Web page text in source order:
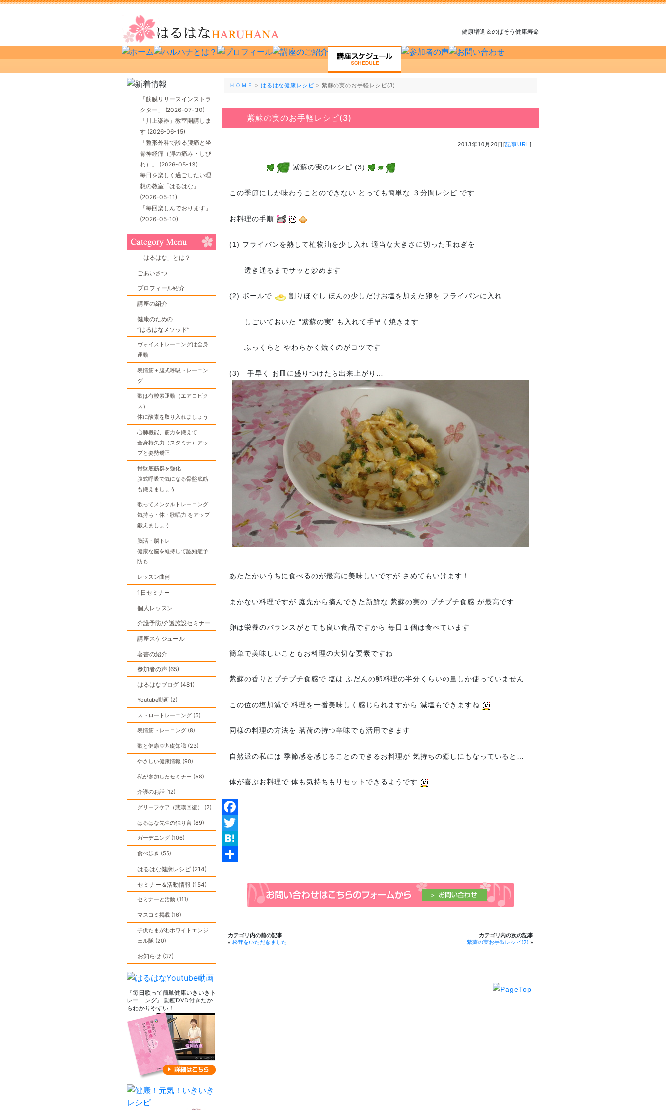
健康増進＆のばそう健康寿命
ＨＯＭＥ > はるはな健康レシピ > 紫蘇の実のお手軽レシピ(3)
紫蘇の実のお手軽レシピ(3)
2013年10月20日[記事URL ]
紫蘇の実のレシピ (3)
この季節にしか味わうことのできない とっても簡単な ３分間レシピ です
お料理の手順
(1) フライパンを熱して植物油を少し入れ 適当な大きさに切った玉ねぎを
透き通るまでサッと炒めます
(2) ボールで 割りほぐし ほんの少しだけお塩を加えた卵を フライパンに入れ
しごいておいた “紫蘇の実” も入れて手早く焼きます
ふっくらと やわらかく焼くのがコツです
(3) 手早く お皿に盛りつけたら出来上がり…
あたたかいうちに食べるのが最高に美味しいですが さめてもいけます！
まかない料理ですが 庭先から摘んできた新鮮な 紫蘇の実の プチプチ食感 が最高です
卵は栄養のバランスがとても良い食品ですから 毎日１個は食べています
簡単で美味しいこともお料理の大切な要素ですね
紫蘇の香りとプチプチ食感で 塩は ふだんの卵料理の半分くらいの量しか使っていません
この位の塩加減で 料理を一番美味しく感じられますから 減塩もできますね
同様の料理の方法を 茗荷の持つ辛味でも活用できます
自然派の私には 季節感を感じることのできるお料理が 気持ちの癒しにもなっていると…
体が喜ぶお料理で 体も気持ちもリセットできるようです
Facebook
Twitter
Hatena
カテゴリ内の前の記事
« 松茸をいただきました
カテゴリ内の次の記事
紫蘇の実お手製レシピ(2) »
「筋膜リリースインストラ
クター」 (2026-07-30)
「川上楽器」教室開講しま
す (2026-06-15)
「整形外科で診る腰痛と坐
骨神経痛（脚の痛み・しび
れ）」 (2026-05-13)
毎日を楽しく過ごしたい理
想の教室「はるはな」
(2026-05-11)
「毎回楽しんでおります」
(2026-05-10)
「はるはな」とは？
ごあいさつ
プロフィール紹介
講座の紹介
健康のための
“はるはなメソッド”
ヴォイストレーニングは全身
運動
表情筋＋腹式呼吸トレーニン
グ
歌は有酸素運動（エアロビク
ス）
体に酸素を取り入れましょう
心肺機能、筋力を鍛えて
全身持久力（スタミナ）アッ
プと姿勢矯正
骨盤底筋群を強化
腹式呼吸で気になる骨盤底筋
も鍛えましょう
歌ってメンタルトレーニング
気持ち・体・歌唱力 をアップ
鍛えましょう
脳活・脳トレ
健康な脳を維持して認知症予
防も
レッスン曲例
1日セミナー
個人レッスン
介護予防/介護施設セミナー
講座スケジュール
著書の紹介
参加者の声 (65)
はるはなブログ (481)
Youtube動画 (2)
ストロートレーニング (5)
表情筋トレーニング (8)
歌と健康♡基礎知識 (23)
やさしい健康情報 (90)
私が参加したセミナー (58)
介護のお話 (12)
グリーフケア（悲嘆回復） (2)
はるはな先生の独り言 (89)
ガーデニング (106)
食べ歩き (55)
はるはな健康レシピ (214)
セミナー＆活動情報 (154)
セミナーと活動 (111)
マスコミ掲載 (16)
子供たまがわホワイトエンジ
ェル隊 (20)
お知らせ (37)
『毎日歌って簡単健康いきいきト
レーニング』 動画DVD付きだか
らわかりやすい！